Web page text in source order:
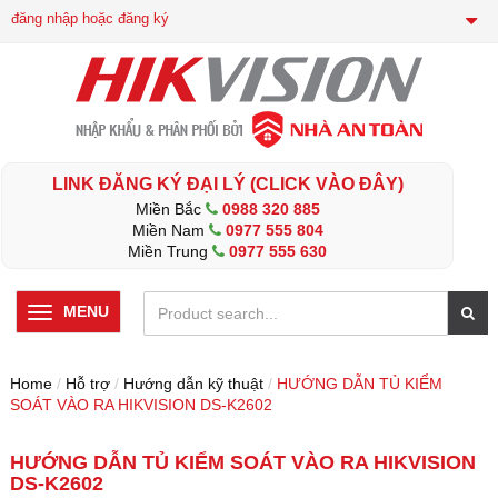
đăng nhập hoặc đăng ký
LINK ĐĂNG KÝ ĐẠI LÝ (CLICK VÀO ĐÂY)
Miền Bắc
0988 320 885
Miền Nam
0977 555 804
Miền Trung
0977 555 630
MENU
Home / Hỗ trợ / Hướng dẫn kỹ thuật / HƯỚNG DẪN TỦ KIỂM
SOÁT VÀO RA HIKVISION DS-K2602
HƯỚNG DẪN TỦ KIỂM SOÁT VÀO RA HIKVISION
DS-K2602